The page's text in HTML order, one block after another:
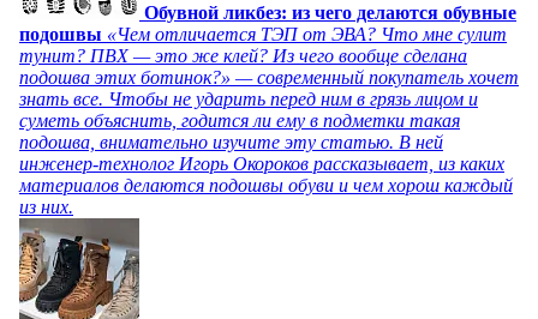
Обувной ликбез: из чего делаются обувные
подошвы «Чем отличается ТЭП от ЭВА? Что мне сулит
тунит? ПВХ — это же клей? Из чего вообще сделана
подошва этих ботинок?» — современный покупатель хочет
знать все. Чтобы не ударить перед ним в грязь лицом и
суметь объяснить, годится ли ему в подметки такая
подошва, внимательно изучите эту статью. В ней
инженер-технолог Игорь Окороков рассказывает, из каких
материалов делаются подошвы обуви и чем хорош каждый
из них.